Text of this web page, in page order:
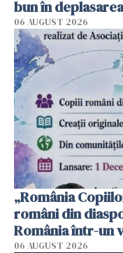
bun în
06 AUGUST 2026
„România
români din
România într-un
06 AUGUST 2026